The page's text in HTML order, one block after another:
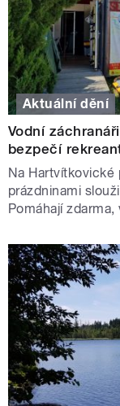
Aktuální dění
Vodní
bezpečí
Na Hartvítkovické
prázdninami
Pomáhají